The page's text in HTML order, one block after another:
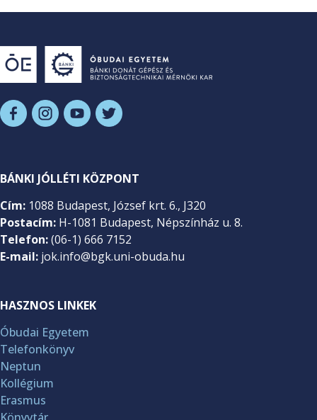
BÁNKI JÓLLÉTI KÖZPONT
Cím: 1088 Budapest, József krt. 6., J320
Postacím: H-1081 Budapest, Népszínház u. 8.
Telefon:(06-1) 666 7152
E-mail: jok.info@bgk.uni-obuda.hu
HASZNOS LINKEK
Óbudai Egyetem
Telefonkönyv
Neptun
Kollégium
Erasmus